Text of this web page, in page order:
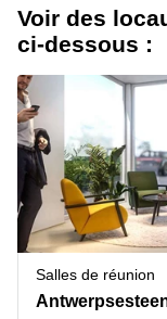
Bureaux
d’affaires
Coworking
Salles
de
réunion
Bureau
virtuel
Alost
Anvers
Bruges
Bruxelles
Bruxelles
Aeroport
Gand
Hasselt
Bureau
a louer
Bureau à
louer
Bruxelles
Bureau
a louer
Gand
Bureau
à louer
Liège
Qui sommes-nous?
Publier un
Prix
Connexion
Choisissez une
flamand
Voir des
ci-dessous :
Salles de réunion